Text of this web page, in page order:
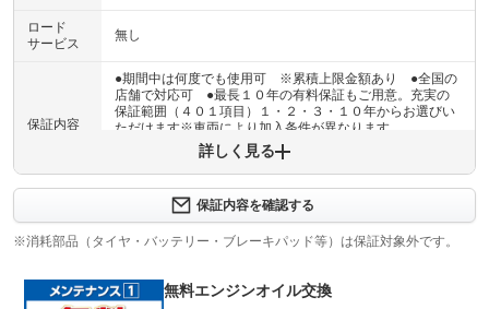
ロード
サービス
無し
保証内容
●期間中は何度でも使用可 ※累積上限金額あり ●全国の
店舗で対応可 ●最長１０年の有料保証もご用意。充実の
保証範囲（４０１項目）１・２・３・１０年からお選びい
ただけます※車両により加入条件が異なります
保証項目
３ヶ月・３０００ｋｍ以内ならエンジン、トランスミッシ
ョン、ハイブリッド、ステアリング、ブレーキの各機構に
おける主要項目を無償修理（または交換）いたします。
修理回数 無制限
詳しく見る
保証内容を確認する
※消耗部品（タイヤ・バッテリー・ブレーキパッド等）は保証対象外です。
無料エンジンオイル交換